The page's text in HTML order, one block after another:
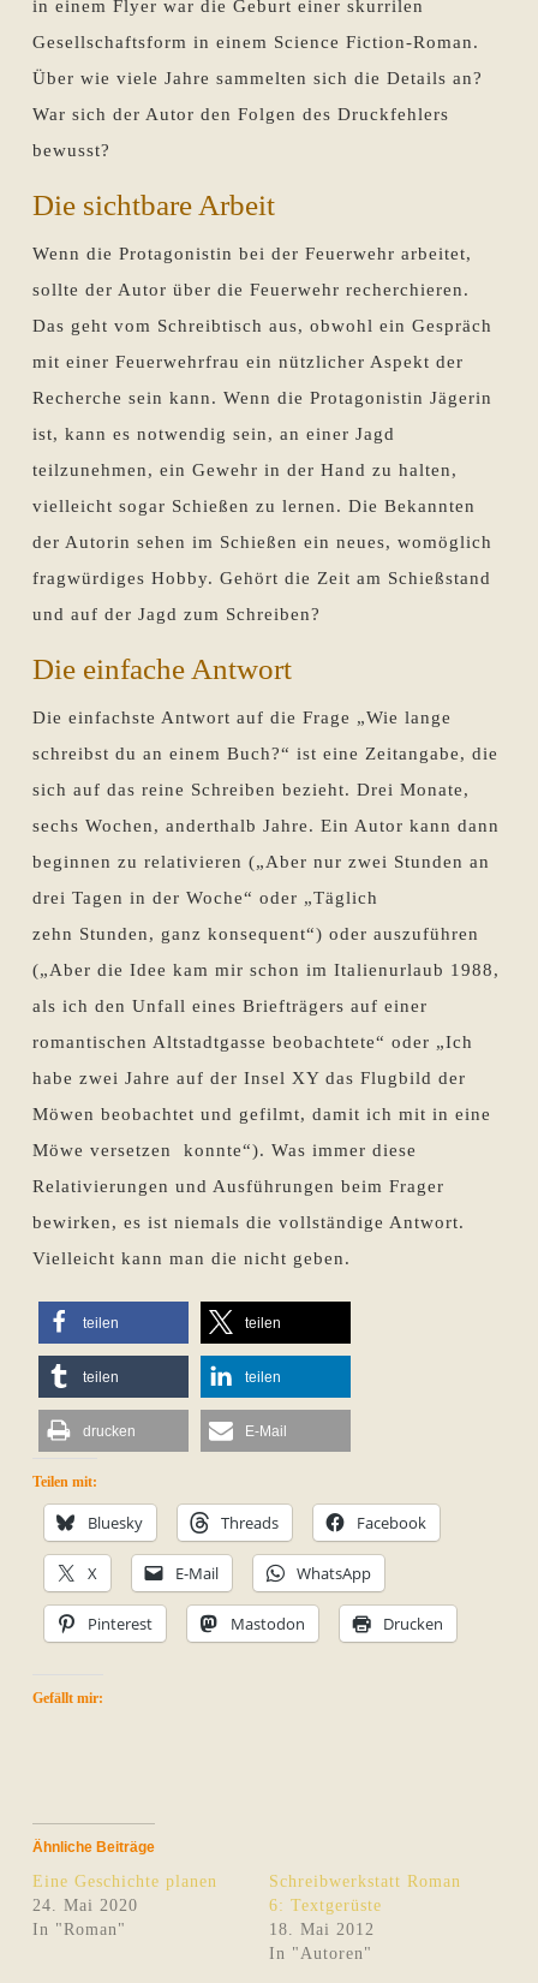
in einem Flyer war die Geburt einer skurrilen
Gesellschaftsform in einem Science Fiction-Roman.
Über wie viele Jahre sammelten sich die Details an?
War sich der Autor den Folgen des Druckfehlers
bewusst?
Die sichtbare Arbeit
Wenn die Protagonistin bei der Feuerwehr arbeitet,
sollte der Autor über die Feuerwehr recherchieren.
Das geht vom Schreibtisch aus, obwohl ein Gespräch
mit einer Feuerwehrfrau ein nützlicher Aspekt der
Recherche sein kann. Wenn die Protagonistin Jägerin
ist, kann es notwendig sein, an einer Jagd
teilzunehmen, ein Gewehr in der Hand zu halten,
vielleicht sogar Schießen zu lernen. Die Bekannten
der Autorin sehen im Schießen ein neues, womöglich
fragwürdiges Hobby. Gehört die Zeit am Schießstand
und auf der Jagd zum Schreiben?
Die einfache Antwort
Die einfachste Antwort auf die Frage „Wie lange
schreibst du an einem Buch?“ ist eine Zeitangabe, die
sich auf das reine Schreiben bezieht. Drei Monate,
sechs Wochen, anderthalb Jahre. Ein Autor kann dann
beginnen zu relativieren („Aber nur zwei Stunden an
drei Tagen in der Woche“ oder „Täglich
zehn Stunden, ganz konsequent“) oder auszuführen
(„Aber die Idee kam mir schon im Italienurlaub 1988,
als ich den Unfall eines Briefträgers auf einer
romantischen Altstadtgasse beobachtete“ oder „Ich
habe zwei Jahre auf der Insel XY das Flugbild der
Möwen beobachtet und gefilmt, damit ich mit in eine
Möwe versetzen konnte“). Was immer diese
Relativierungen und Ausführungen beim Frager
bewirken, es ist niemals die vollständige Antwort.
Vielleicht kann man die nicht geben.
teilen teilen
teilen teilen
drucken E-Mail
Teilen mit:
Bluesky Threads Facebook
X E-Mail WhatsApp
Pinterest Mastodon Drucken
Gefällt mir:
Ähnliche Beiträge
Eine Geschichte planen
24. Mai 2020
In "Roman"
Schreibwerkstatt Roman
6: Textgerüste
18. Mai 2012
In "Autoren"